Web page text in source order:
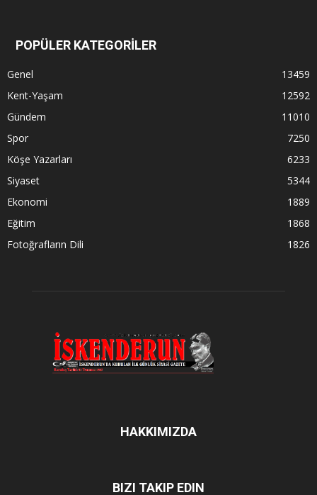
POPÜLER KATEGORİLER
Genel
13459
Kent-Yaşam
12592
Gündem
11010
Spor
7250
Köşe Yazarları
6233
Siyaset
5344
Ekonomi
1889
Eğitim
1868
Fotoğrafların Dili
1826
HAKKIMIZDA
BIZI TAKIP EDIN